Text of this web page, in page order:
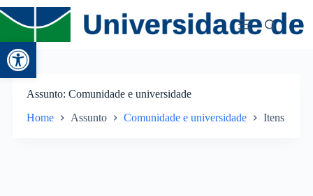
Abrir a barra de ferramentas
Assunto Comunidade e universidade
Home Assunto Comunidade e universidade Itens